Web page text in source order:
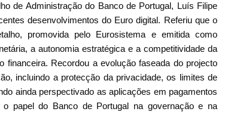
de Administração do Banco de Portugal, Luís Filipe
desenvolvimentos do Euro digital. Referiu que o
promovida pelo Eurosistema e emitida como
a autonomia estratégica e a competitividade da
Recordou a evolução faseada do projecto
incluindo a protecção da privacidade, os limites de
ainda perspectivado as aplicações em pagamentos
papel do Banco de Portugal na governação e na